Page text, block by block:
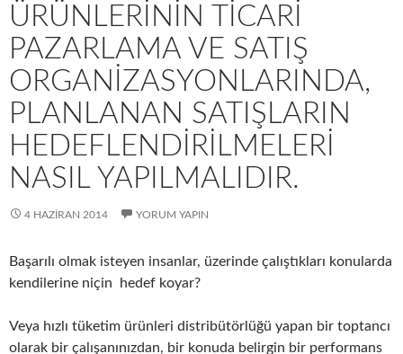
ÜRÜNLERININ TICARI
PAZARLAMA VE SATIŞ
ORGANIZASYONLARINDA,
PLANLANAN SATIŞLARIN
HEDEFLENDIRILMELERI
NASIL YAPILMALIDIR.
4 HAZIRAN 2014 YORUM YAPIN
Başarılı olmak isteyen insanlar, üzerinde çalıştıkları konularda
kendilerine niçin hedef koyar?
Veya hızlı tüketim ürünleri distribütörlüğü yapan bir toptancı
olarak bir çalışanınızdan, bir konuda belirgin bir performans